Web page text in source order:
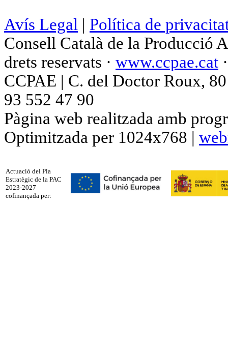
Avís Legal | Política de
Consell Català de la Producció
drets reservats · www.ccpae.cat
CCPAE | C. del Doctor Roux,
93 552 47 90
Pàgina web realitzada amb
Optimitzada per 1024x768 |
Actuació del Pla
Estratègic de la PAC
2023-2027
cofinançada per: